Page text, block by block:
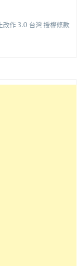
作 3.0 台灣 授權條款